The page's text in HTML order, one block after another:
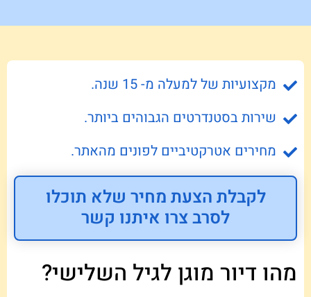
מקצועיות של למעלה מ- 15 שנה.
שירות בסטנדרטים הגבוהים ביותר.
מחירים אטרקטיביים לפונים מהאתר.
לקבלת הצעת מחיר שלא תוכלו
לסרב צרו איתנו קשר
מהו דיור מוגן לגיל השלישי?